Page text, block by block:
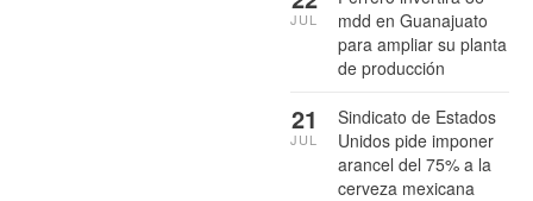
mdd en Guanajuato
para ampliar su planta
de producción
JUL
Sindicato de Estados
Unidos pide imponer
arancel del 75% a la
cerveza mexicana
21
JUL